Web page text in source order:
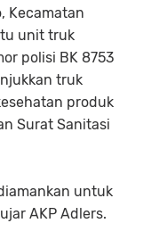
Kecamatan
unit truk
polisi BK 8753
truk
produk
Surat Sanitasi
untuk
AKP Adlers.